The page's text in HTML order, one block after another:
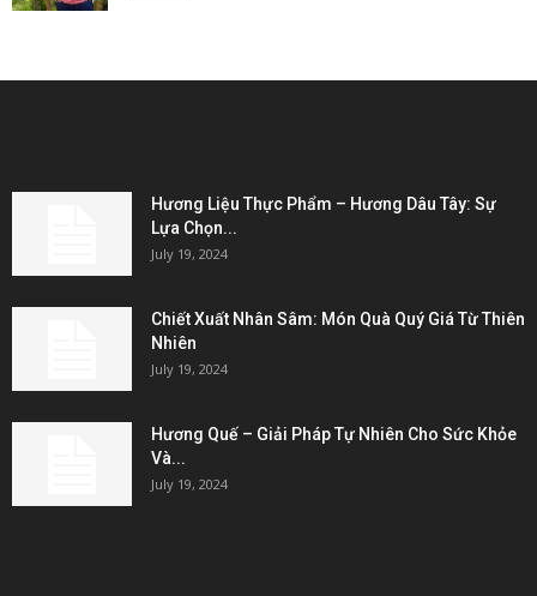
Hương Liệu Thực Phẩm – Hương Dâu Tây: Sự
Lựa Chọn...
July 19, 2024
Chiết Xuất Nhân Sâm: Món Quà Quý Giá Từ Thiên
Nhiên
July 19, 2024
Hương Quế – Giải Pháp Tự Nhiên Cho Sức Khỏe
Và...
July 19, 2024